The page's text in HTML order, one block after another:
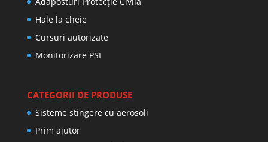
Hale la cheie
Cursuri autorizate
Monitorizare PSI
CATEGORII DE PRODUSE
Sisteme stingere cu aerosoli
Prim ajutor